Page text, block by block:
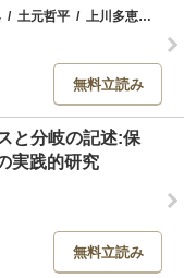
/ 土元哲平 / 上川多恵子
無料立読み
と分岐の記述:保
実践的研究
無料立読み